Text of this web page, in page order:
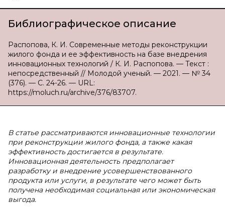
Библиографическое описание
Распопова, К. И. Современные методы реконструкции
жилого фонда и ее эффективность на базе внедрения
инновационных технологий / К. И. Распопова. — Текст :
непосредственный // Молодой ученый. — 2021. — № 34
(376). — С. 24-26. — URL:
https://moluch.ru/archive/376/83707.
В статье рассматриваются инновационные технологии
при реконструкции жилого фонда, а также какая
эффективность достигается в результате.
Инновационная деятельность предполагает
разработку и внедрение усовершенствованного
продукта или услуги, в результате чего может быть
получена необходимая социальная или экономическая
выгода.